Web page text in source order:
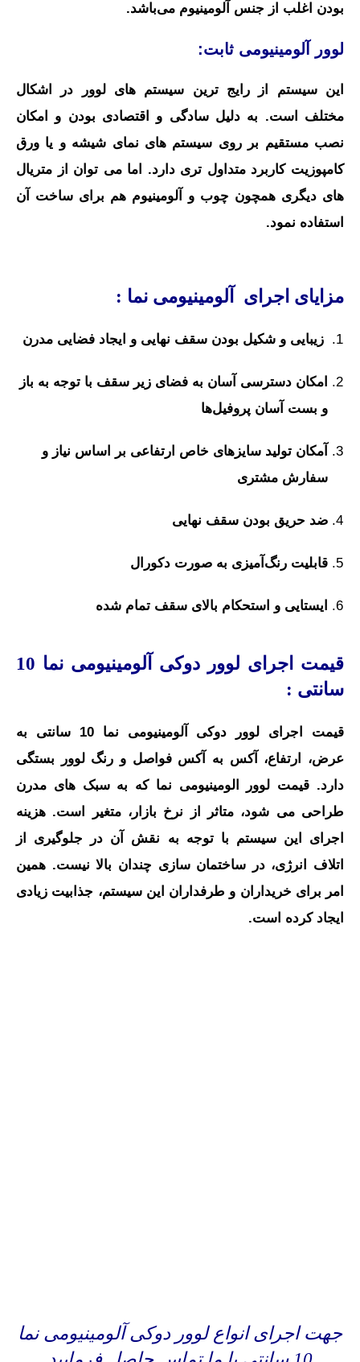
بودن اغلب از جنس آلومینیوم می‌باشد.
لوور آلومینیومی ثابت:
این سیستم از رایج ترین سیستم های لوور در اشکال
مختلف است. به دلیل سادگی و اقتصادی بودن و امکان
نصب مستقیم بر روی سیستم های نمای شیشه و یا ورق
کامپوزیت کاربرد متداول تری دارد.
اما می توان از متریال
های دیگری همچون چوب و آلومینیوم هم برای ساخت آن
استفاده نمود.
مزایای اجرای آلومینیومی نما :
زیبایی و شکیل بودن سقف نهایی و ایجاد فضایی مدرن
امکان دسترسی آسان به فضای زیر سقف با توجه به باز
و بست آسان پروفیل‌ها
آمکان تولید سایزهای خاص ارتفاعی بر اساس نیاز و
سفارش مشتری
ضد حریق بودن سقف نهایی
قابلیت رنگ‌آمیزی به صورت دکورال
ایستایی و استحکام بالای سقف تمام شده
قیمت اجرای لوور دوکی آلومینیومی نما 10
سانتی :
قیمت اجرای لوور دوکی آلومینیومی نما 10 سانتی به
عرض، ارتفاع، آکس به آکس فواصل و رنگ لوور بستگی
دارد. قیمت لوور الومینیومی نما که به سبک های مدرن
طراحی می شود، متاثر از نرخ بازار، متغیر است. هزینه
اجرای این سیستم با توجه به نقش آن در جلوگیری از
اتلاف انرژی، در ساختمان سازی چندان بالا نیست. همین
امر برای خریداران و طرفداران این سیستم، جذابیت زیادی
ایجاد کرده است.
جهت اجرای انواع لوور دوکی آلومینیومی نما